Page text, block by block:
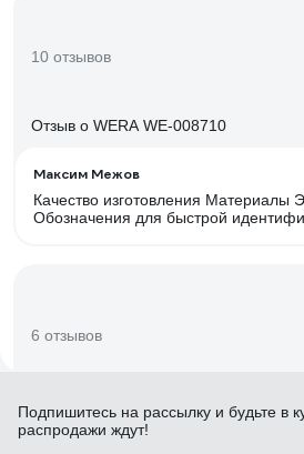
10 отзывов
Отзыв о WERA WE-008710
Максим Межов
Качество изготовления Материалы
Обозначения для быстрой
6 отзывов
Подпишитесь на рассылку и будьте в
распродажи ждут!